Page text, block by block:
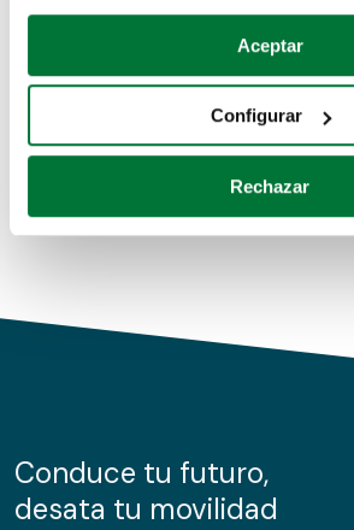
Si lo permite, también quisiéramos:
Recopilar información sobre su
Identificar su dispositivo
para buscar características
Obtenga más información sobre
de cookies.
información sobre el uso que haga del
nuestros partners de redes sociales,
Aceptar
Configurar
Rechazar
Coches de segunda mano
Coches de km0
Conduce tu futuro,
desata tu movilidad